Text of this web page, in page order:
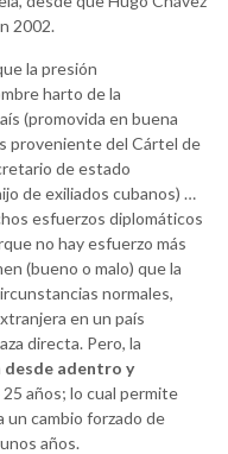
2002.
la presión
harto de la
(promovida en buena
proveniente del Cártel de
de estado
de exiliados cubanos) …
esfuerzos diplomáticos
no hay esfuerzo más
(bueno o malo) que la
normales,
en un país
directa. Pero, la
desde adentro y
años; lo cual permite
un cambio forzado de
años.